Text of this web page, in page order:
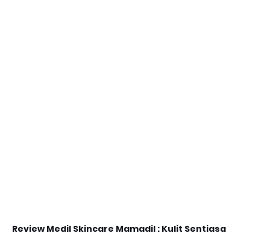
Review Medil Skincare Mamadil : Kulit Sentiasa